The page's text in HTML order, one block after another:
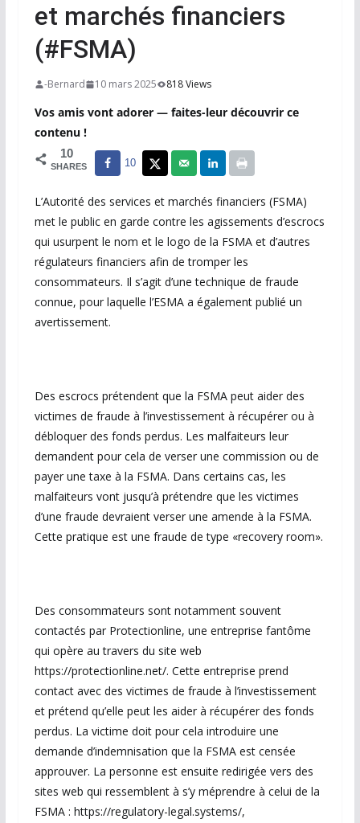
et marchés financiers
(#FSMA)
-Bernard 10 mars 2025 818 Views
Vos amis vont adorer — faites-leur découvrir ce
contenu !
10
SHARES 10
L’Autorité des services et marchés financiers (FSMA)
met le public en garde contre les agissements d’escrocs
qui usurpent le nom et le logo de la FSMA et d’autres
régulateurs financiers afin de tromper les
consommateurs. Il s’agit d’une technique de fraude
connue, pour laquelle l’ESMA a également publié un
avertissement.
Des escrocs prétendent que la FSMA peut aider des
victimes de fraude à l’investissement à récupérer ou à
débloquer des fonds perdus. Les malfaiteurs leur
demandent pour cela de verser une commission ou de
payer une taxe à la FSMA. Dans certains cas, les
malfaiteurs vont jusqu’à prétendre que les victimes
d’une fraude devraient verser une amende à la FSMA.
Cette pratique est une fraude de type «recovery room».
Des consommateurs sont notamment souvent
contactés par Protectionline, une entreprise fantôme
qui opère au travers du site web
https://protectionline.net/. Cette entreprise prend
contact avec des victimes de fraude à l’investissement
et prétend qu’elle peut les aider à récupérer des fonds
perdus. La victime doit pour cela introduire une
demande d’indemnisation que la FSMA est censée
approuver. La personne est ensuite redirigée vers des
sites web qui ressemblent à s’y méprendre à celui de la
FSMA : https://regulatory-legal.systems/,